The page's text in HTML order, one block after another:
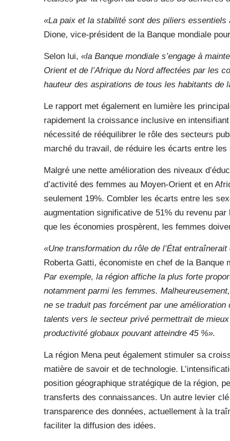
«La paix et la stabilité sont des piliers essentiels
Dione, vice-président de la Banque mondiale
Selon lui, «la Banque mondiale s’engage à
Orient et de l’Afrique du Nord affectées par les
hauteur des aspirations de tous les habitants de
Le rapport met également en lumière les
rapidement la croissance inclusive en
nécessité de rééquilibrer le rôle des secteurs
marché du travail, de réduire les écarts entre les
Malgré une nette amélioration des niveaux
d’activité des femmes au Moyen-Orient et en
seulement 19%. Combler les écarts entre les
augmentation significative de 51% du revenu
que les économies prospèrent, les femmes
«Une transformation du rôle de l’État
Roberta Gatti, économiste en chef de la Banque
Par exemple, la région affiche la plus forte
notamment parmi les femmes.
ne se traduit pas forcément par une
talents vers le secteur privé permettrait de
productivité globaux pouvant atteindre 45 %».
La région Mena peut également stimuler sa
matière de savoir et de technologie.
position géographique stratégique de la région,
transferts des connaissances. Un autre levier
transparence des données, actuellement à la
faciliter la diffusion des idées.